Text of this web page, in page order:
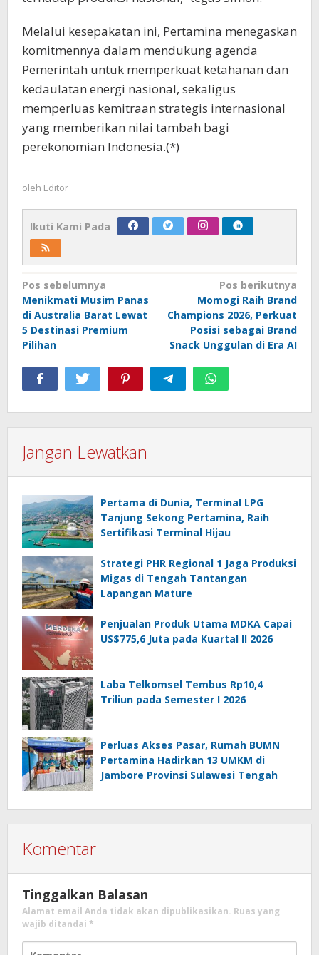
Melalui kesepakatan ini, Pertamina menegaskan
komitmennya dalam mendukung agenda
Pemerintah untuk memperkuat ketahanan dan
kedaulatan energi nasional, sekaligus
memperluas kemitraan strategis internasional
yang memberikan nilai tambah bagi
perekonomian Indonesia.(*)
oleh Editor
Ikuti Kami Pada
Navigasi
pos
Pos sebelumnya
Menikmati Musim Panas
di Australia Barat Lewat
5 Destinasi Premium
Pilihan
Pos berikutnya
Momogi Raih Brand
Champions 2026, Perkuat
Posisi sebagai Brand
Snack Unggulan di Era AI
Jangan Lewatkan
Pertama di Dunia, Terminal LPG
Tanjung Sekong Pertamina, Raih
Sertifikasi Terminal Hijau
Strategi PHR Regional 1 Jaga Produksi
Migas di Tengah Tantangan
Lapangan Mature
Penjualan Produk Utama MDKA Capai
US$775,6 Juta pada Kuartal II 2026
Laba Telkomsel Tembus Rp10,4
Triliun pada Semester I 2026
Perluas Akses Pasar, Rumah BUMN
Pertamina Hadirkan 13 UMKM di
Jambore Provinsi Sulawesi Tengah
Komentar
Tinggalkan Balasan
Alamat email Anda tidak akan dipublikasikan. Ruas yang
wajib ditandai *